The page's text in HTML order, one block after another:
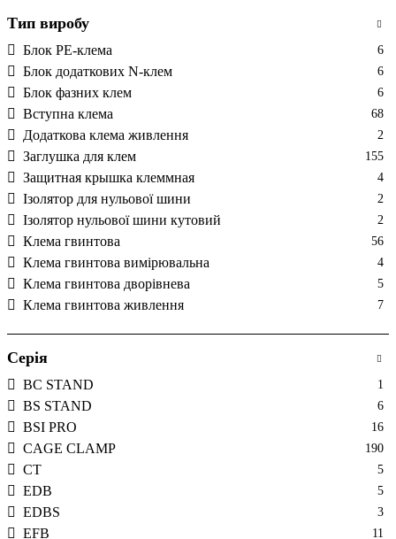
Тип виробу
Блок PE-клема 6
Блок додаткових N-клем 6
Блок фазних клем 6
Вступна клема 68
Додаткова клема живлення 2
Заглушка для клем 155
Защитная крышка клеммная 4
Ізолятор для нульової шини 2
Ізолятор нульової шини кутовий 2
Клема гвинтова 56
Клема гвинтова вимірювальна 4
Клема гвинтова дворівнева 5
Клема гвинтова живлення 7
Клема гвинтова під запобіжник із втулкою
Клема гвинтова під запобіжник із тримачем 1
Клема гвинтова трирівнева 3
Клема заземлення 4
Клема під наконечник 3
Клема пружинна 24
Клема пружинна вступна 2
Клема пружинна дворівнева 4
Серія
BC STAND 1
BS STAND 6
BSI PRO 16
CAGE CLAMP 190
CT 5
EDB 5
EDBS 3
EFB 11